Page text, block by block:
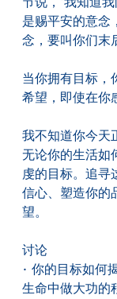
是赐平安的意念
念，要叫你们末
当你拥有目标，
希望，即使在你
我不知道你今天
无论你的生活如
虔的目标。追寻
信心、塑造你的
望。
讨论
• 你的目标如何
生命中做大功的